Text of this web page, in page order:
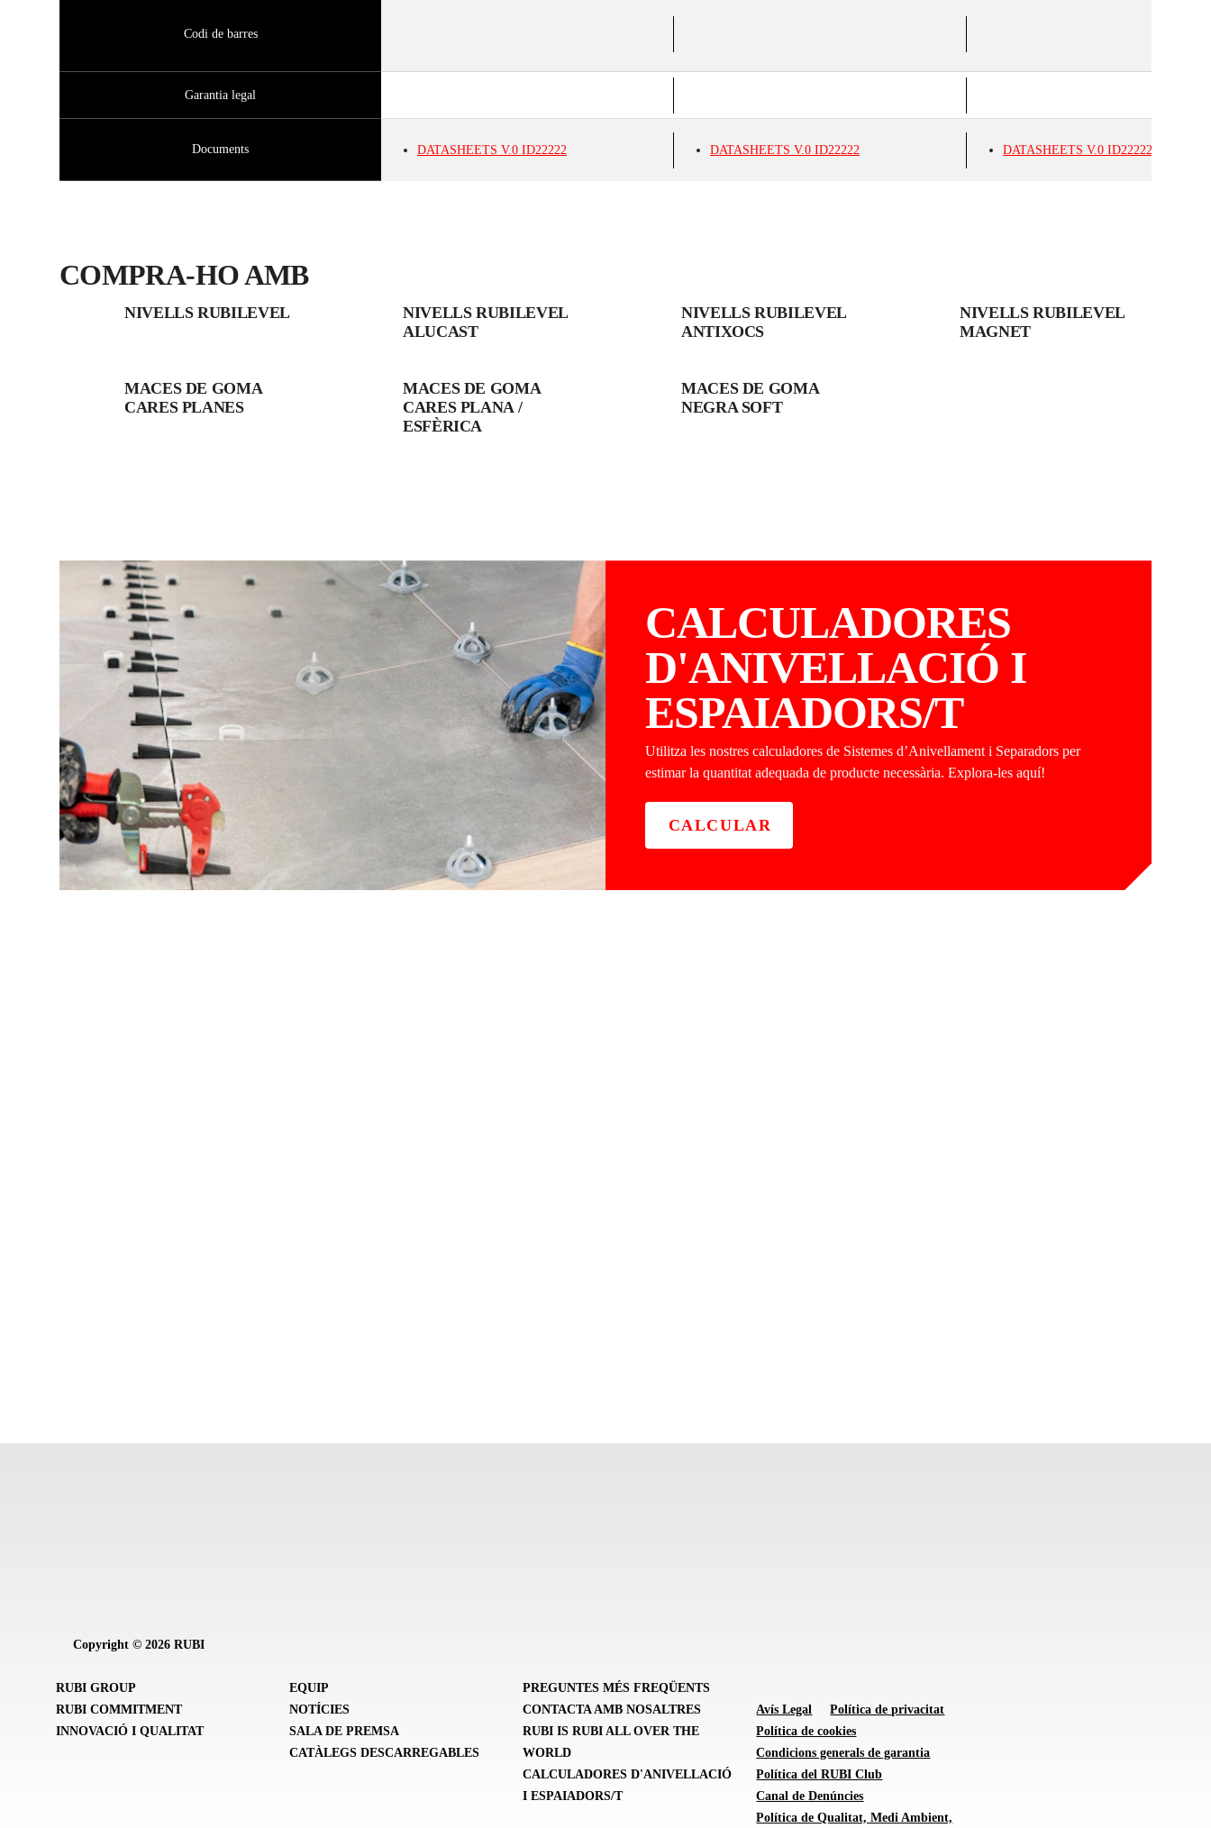
Codi de barres
Garantia legal
Documents DATASHEETS V.0 ID22222 DATASHEETS V.0 ID22222 DATASHEETS V.0 ID22222
COMPRA‑HO AMB
NIVELLS RUBILEVEL
NIVELLS RUBILEVEL
ALUCAST
NIVELLS RUBILEVEL
ANTIXOCS
NIVELLS RUBILEVEL
MAGNET
MACES DE GOMA
CARES PLANES
MACES DE GOMA
CARES PLANA /
ESFÈRICA
MACES DE GOMA
NEGRA SOFT
CALCULADORES
D'ANIVELLACIÓ I
ESPAIADORS/T
Utilitza les nostres calculadores de Sistemes d’Anivellament i Separadors per
estimar la quantitat adequada de producte necessària. Explora-les aquí!
CALCULAR
Copyright © 2026 RUBI
RUBI GROUP
RUBI COMMITMENT
INNOVACIÓ I QUALITAT
EQUIP
NOTÍCIES
SALA DE PREMSA
CATÀLEGS DESCARREGABLES
PREGUNTES MÉS FREQÜENTS
CONTACTA AMB NOSALTRES
RUBI IS RUBI ALL OVER THE
WORLD
CALCULADORES D'ANIVELLACIÓ
I ESPAIADORS/T
Avís Legal
Política de privacitat
Política de cookies
Condicions generals de garantia
Política del RUBI Club
Canal de Denúncies
Política de Qualitat, Medi Ambient,